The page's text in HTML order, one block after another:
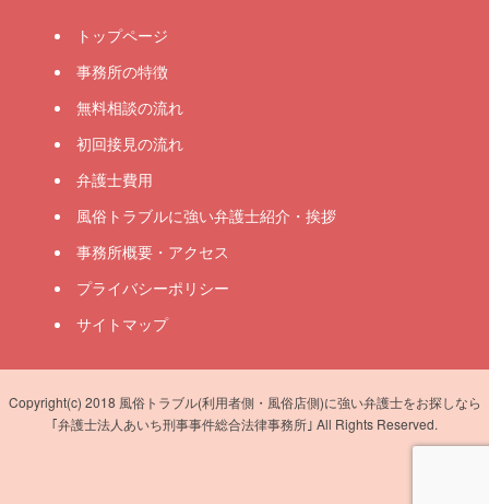
トップページ
事務所の特徴
無料相談の流れ
初回接見の流れ
弁護士費用
風俗トラブルに強い弁護士紹介・挨拶
事務所概要・アクセス
プライバシーポリシー
サイトマップ
Copyright(c) 2018 風俗トラブル(利用者側・風俗店側)に強い弁護士をお探しなら
｢弁護士法人あいち刑事事件総合法律事務所｣ All Rights Reserved.